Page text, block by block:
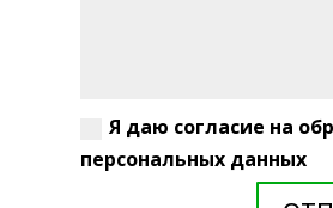
Я даю согласие на
персональных данных